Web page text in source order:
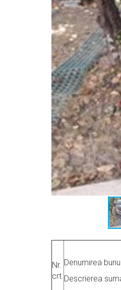
Nr.
crt.
Denumirea
Descrierea